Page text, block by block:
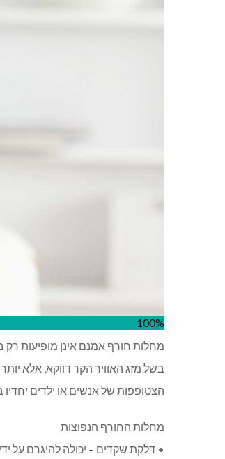
100%
מחלות חורף אמנם אינן מופיעות רק
בשל מזג האוויר הקר דווקא, אלא
הצטופפות של אנשים או ילדים
מחלות החורף הנפוצות
• דלקת שקדים – יכולה להיגרם על